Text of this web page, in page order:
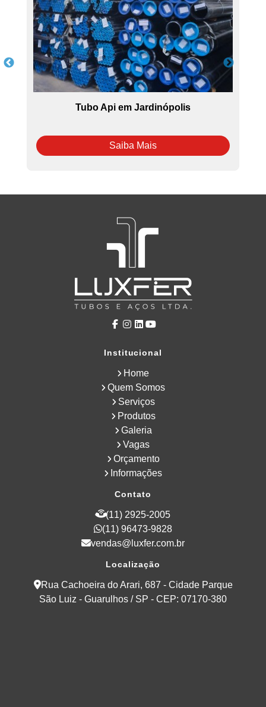
Tubo Api em Jardinópolis
Saiba Mais
Institucional
Home
Quem Somos
Serviços
Produtos
Galeria
Vagas
Orçamento
Informações
Contato
(11) 2925-2005
(11) 96473-9828
vendas@luxfer.com.br
Localização
Rua Cachoeira do Arari, 687 - Cidade Parque
São Luiz - Guarulhos / SP - CEP: 07170-380